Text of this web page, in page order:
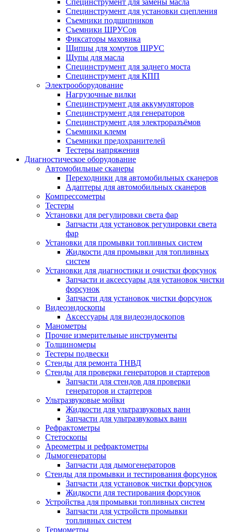
Специнструмент для замены масла
Специнструмент для установки сцепления
Съемники подшипников
Съемники ШРУСов
Фиксаторы маховика
Щипцы для хомутов ШРУС
Щупы для масла
Специнструмент для заднего моста
Специнструмент для КПП
Электрооборудование
Нагрузочные вилки
Специнструмент для аккумуляторов
Специнструмент для генераторов
Специнструмент для электроразъёмов
Съемники клемм
Съемники предохранителей
Тестеры напряжения
Диагностическое оборудование
Автомобильные сканеры
Переходники для автомобильных сканеров
Адаптеры для автомобильных сканеров
Компрессометры
Тестеры
Установки для регулировки света фар
Запчасти для установок регулировки света
фар
Установки для промывки топливных систем
Жидкости для промывки для топливных
систем
Установки для диагностики и очистки форсунок
Запчасти и аксессуары для установок чистки
форсунок
Запчасти для установок чистки форсунок
Видеоэндоскопы
Аксессуары для видеоэндоскопов
Манометры
Прочие измерительные инструменты
Толщиномеры
Тестеры подвески
Стенды для ремонта ТНВД
Стенды для проверки генераторов и стартеров
Запчасти для стендов для проверки
генераторов и стартеров
Ультразвуковые мойки
Жидкости для ультразвуковых ванн
Запчасти для ультразвуковых ванн
Рефрактометры
Стетоскопы
Ареометры и рефрактометры
Дымогенераторы
Запчасти для дымогенераторов
Стенды для промывки и тестирования форсунок
Запчасти для установок чистки форсунок
Жидкости для тестирования форсунок
Устройства для промывки топливных систем
Запчасти для устройств промывки
топливных систем
Термометры